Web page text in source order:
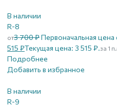
В наличии
R-8
от3 700₽Первоначальная цена
515 ₽Текущая цена: 3 515 ₽.за 1
Подробнее
Добавить в избранное
В наличии
R-9